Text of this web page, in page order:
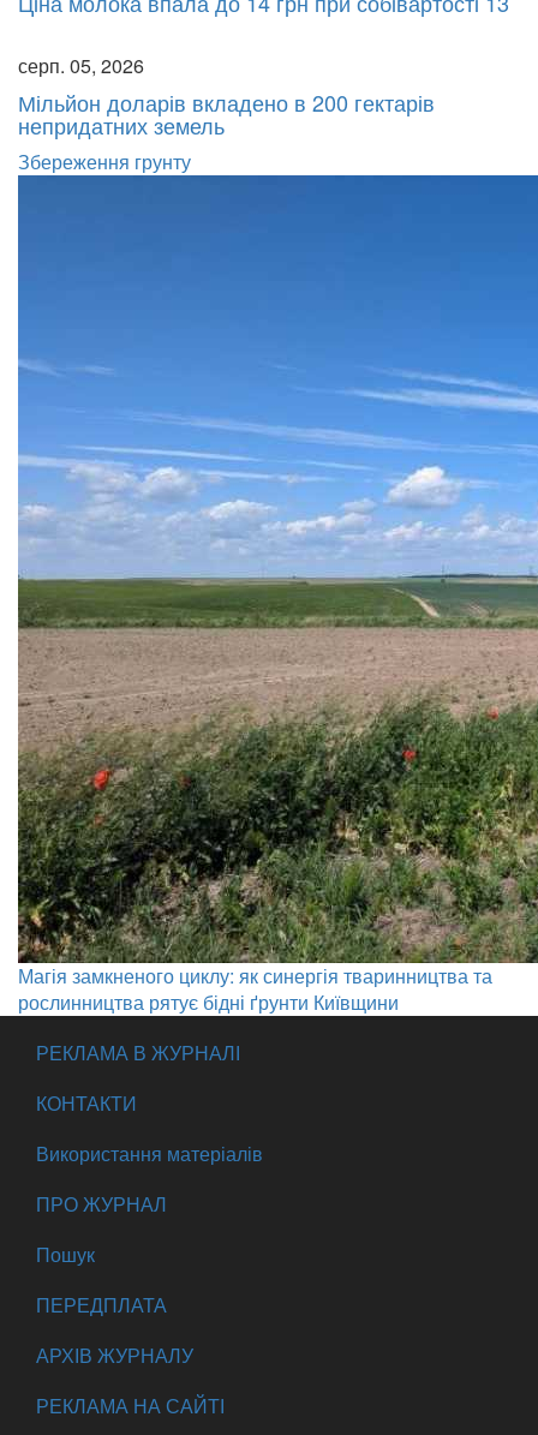
серп. 05, 2026
Мільйон доларів вкладено в 200 гектарів
непридатних земель
Збереження грунту
Магія замкненого циклу: як синергія тваринництва та
рослинництва рятує бідні ґрунти Київщини
РЕКЛАМА В ЖУРНАЛІ
КОНТАКТИ
Використання матеріалів
ПРО ЖУРНАЛ
Пошук
ПЕРЕДПЛАТА
АРХІВ ЖУРНАЛУ
РЕКЛАМА НА САЙТІ